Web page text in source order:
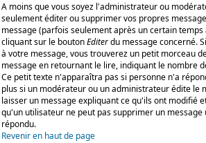
A moins que vous soyez l'administrateur ou
seulement éditer ou supprimer vos propres
message (parfois seulement après un certain
cliquant sur le boutonEditerdu message concerné.
à votre message, vous trouverez un petit morceau
message en retournant le lire, indiquant le nombre
Ce petit texte n'apparaîtra pas si personne n'a
plus si un modérateur ou un administrateur édite le
laisser un message expliquant ce qu'ils ont modifié
qu'un utilisateur ne peut pas supprimer un message
répondu.
Revenir en haut de page